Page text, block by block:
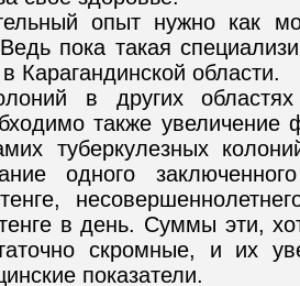
опыт нужно как
пока такая
Карагандинской области.
в других
также увеличение
туберкулезных
одного
в день. Суммы эти,
скромные, и их
показатели.